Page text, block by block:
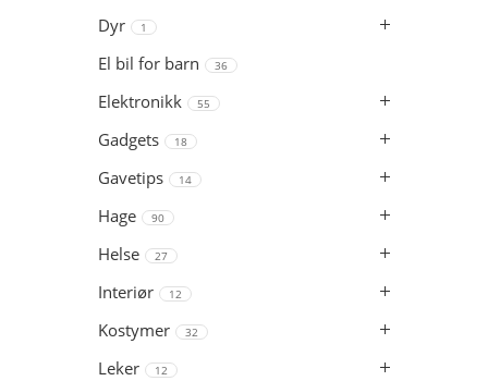
Dyr 1
El bil for barn 36
Elektronikk 55
Gadgets 18
Gavetips 14
Hage 90
Helse 27
Interiør 12
Kostymer 32
Leker 12